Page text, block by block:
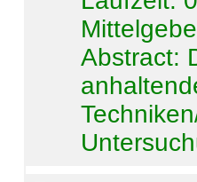
Abstract: